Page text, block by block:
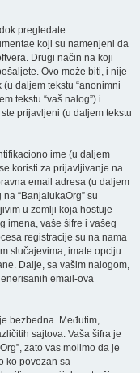
pregledate
koji su namenjeni da
Drugi način na koji
Ovo može biti, i nije
daljem tekstu “anonimni
tekstu “vaš nalog”) i
prijavljeni (u daljem tekstu
ime (u daljem
koristi za prijavljivanje na
email adresa (u daljem
“BanjalukaOrg” su
u zemlji koja hostuje
imena, vaše šifre i vašeg
registracije su na nama
slučajevima, imate opciju
Dalje, sa vašim nalogom,
email-ova
bezbedna. Međutim,
sajtova. Vaša šifra je
zato vas molimo da je
ko povezan sa